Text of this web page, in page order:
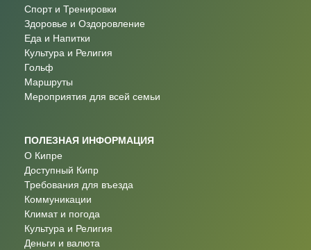
Спорт и Тренировки
Здоровье и Оздоровление
Еда и Напитки
Культура и Религия
Гольф
Маршруты
Мероприятия для всей семьи
ПОЛЕЗНАЯ ИНФОРМАЦИЯ
О Кипре
Доступный Кипр
Требования для въезда
Коммуникации
Климат и погода
Культура и Религия
Деньги и валюта